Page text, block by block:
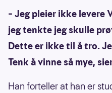
– Jeg pleier ikke levere
jeg tenkte jeg skulle
Dette er ikke til å tro.
Tenk å vinne så mye,
Han forteller at han er